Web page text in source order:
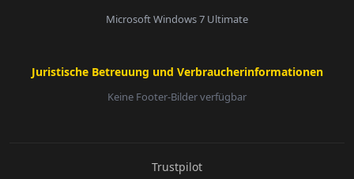
Microsoft Windows 7 Ultimate
Juristische Betreuung und Verbraucherinformationen
Keine Footer-Bilder verfügbar
Trustpilot